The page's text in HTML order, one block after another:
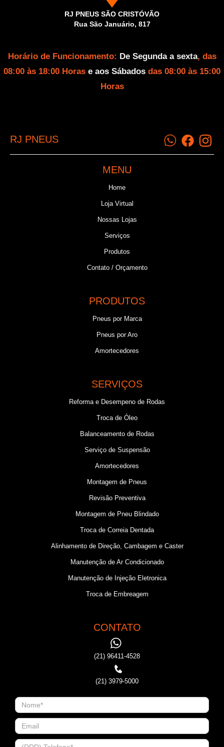
RJ PNEUS SÃO CRISTÓVÃO
Rua São Januário, 817
Horário de Funcionamento: De Segunda a sexta, das
08:00 às 18:00 Horas e aos Sábados das 08:00 às 15:00
Horas
RJ PNEUS
MENU
Home
Loja Virtual
Nossas Lojas
Serviços
Produtos
Contato / Orçamento
PRODUTOS
Pneus por Marca
Pneus por Aro
Amortecedores
SERVIÇOS
Reforma e Desempeno de Rodas
Troca de Óleo
Balanceamento de Rodas
Serviço de Suspensão
Amortecedores
Montagem de Pneus
Revisão Preventiva
Montagem de Pneu Blindado
Troca de Correia Dentada
Alinhamento de Direção, Cambagem e Caster
Manutenção de Ar Condicionado
Manutenção de Injeção Eletronica
Troca de Embreagem
CONTATO
(21) 96411-4528
(21) 3979-5000